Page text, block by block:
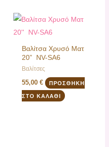
Βαλίτσα Χρυσό Ματ
20” NV-SA6
Βαλίτσες
55,00 € ΠΡΟΣΘΉΚΗ
ΣΤΟ ΚΑΛΆΘΙ